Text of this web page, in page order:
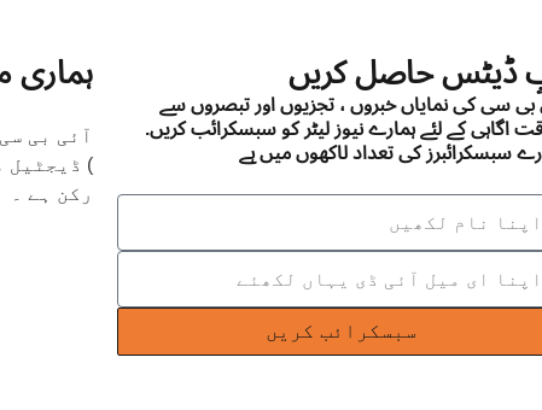
ڈیٹس حاصل کریں
بی سی کی نمایاں خبروں ، تجزیوں اور تبصروں سے
اگاہی کے لئے ہمارے نیوز لیٹر کو سبسکرائب کریں.
سبسکرائبرز کی تعداد لاکھوں میں ہے
سبسکرائب کریں
آئی بی
رکن ہے ۔